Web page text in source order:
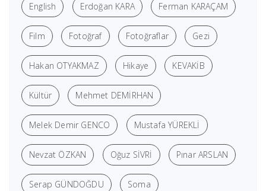
English Erdoğan KARA Ferman KARAÇAM
Film Fotoğraf Fotoğraflar Gezi
Hakan OTYAKMAZ Hikaye KEVAKİB
Kültür Mehmet DEMİRHAN
Melek Demir GENCO Mustafa YÜREKLİ
Nevzat ÖZKAN Oğuz SİVRİ Pınar ARSLAN
Serap GÜNDOĞDU Soma